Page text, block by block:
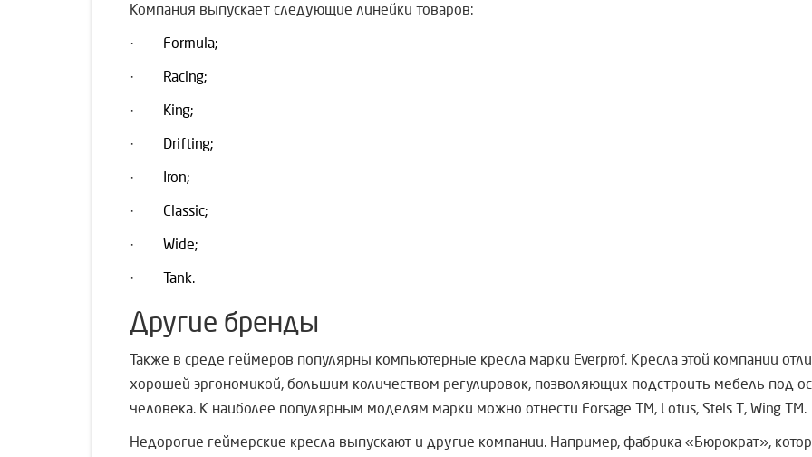
Компания выпускает следующие линейки товаров:
· Formula;
· Racing;
· King;
· Drifting;
· Iron;
· Classic;
· Wide;
· Tank.
Другие бренды
Также в среде геймеров популярны компьютерные кресла марки Everprof. Кресла этой компании
хорошей эргономикой, большим количеством регулировок, позволяющих подстроить мебель под
человека. К наиболее популярным моделям марки можно отнести Forsage TM, Lotus, Stels T, Wing TM.
Недорогие геймерские кресла выпускают и другие компании. Например, фабрика «Бюрократ»,